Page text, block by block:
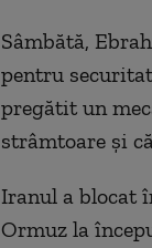
Sâmbătă,
pentru
pregătit un
strâmtoare și
Iranul a blocat
Ormuz la